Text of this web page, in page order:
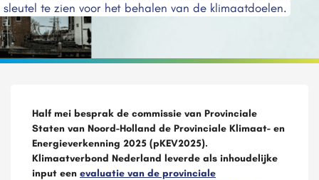
sleutel te zien voor het behalen van de klimaatdoelen.
Half mei besprak de commissie van Provinciale
Staten van Noord-Holland de Provinciale Klimaat- en
Energieverkenning 2025 (pKEV2025).
Klimaatverbond Nederland leverde als inhoudelijke
input een evaluatie van de provinciale